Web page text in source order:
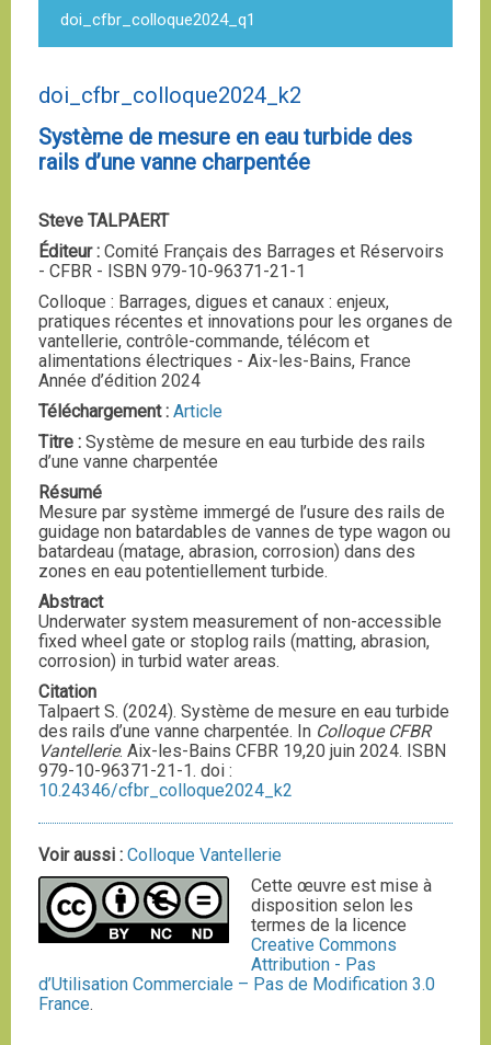
doi_cfbr_colloque2024_q1
doi_cfbr_colloque2024_k2
Système de mesure en eau turbide des
rails d’une vanne charpentée
Steve TALPAERT
Éditeur : Comité Français des Barrages et Réservoirs
- CFBR - ISBN 979-10-96371-21-1
Colloque : Barrages, digues et canaux : enjeux,
pratiques récentes et innovations pour les organes de
vantellerie, contrôle-commande, télécom et
alimentations électriques - Aix-les-Bains, France
Année d’édition 2024
Téléchargement : Article
Titre : Système de mesure en eau turbide des rails
d’une vanne charpentée
Résumé
Mesure par système immergé de l’usure des rails de
guidage non batardables de vannes de type wagon ou
batardeau (matage, abrasion, corrosion) dans des
zones en eau potentiellement turbide.
Abstract
Underwater system measurement of non-accessible
fixed wheel gate or stoplog rails (matting, abrasion,
corrosion) in turbid water areas.
Citation
Talpaert S. (2024). Système de mesure en eau turbide
des rails d’une vanne charpentée. In Colloque CFBR
Vantellerie. Aix-les-Bains CFBR 19,20 juin 2024. ISBN
979-10-96371-21-1. doi :
10.24346/cfbr_colloque2024_k2
Voir aussi : Colloque Vantellerie
Cette œuvre est mise à
disposition selon les
termes de la licence
Creative Commons
Attribution - Pas
d’Utilisation Commerciale – Pas de Modification 3.0
France.